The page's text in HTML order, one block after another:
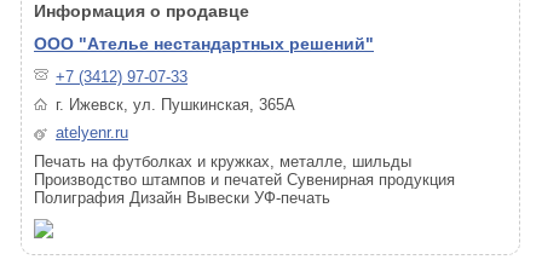
Информация о продавце
ООО "Ателье нестандартных решений"
+7 (3412) 97-07-33
г. Ижевск, ул. Пушкинская, 365А
atelyenr.ru
Печать на футболках и кружках, металле, шильды
Производство штампов и печатей Сувенирная продукция
Полиграфия Дизайн Вывески УФ-печать